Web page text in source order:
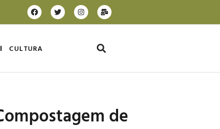
CULTURA
de